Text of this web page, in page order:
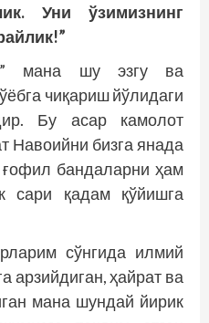
Уни ўзимизнинг
мана шу эзгу ва
чиқариш йўлидаги
Бу асар камолот
Навоийни бизга янада
бандаларни ҳам
сари қадам қўйишга
сўнгида илмий
арзийдиган, ҳайрат ва
мана шундай йирик